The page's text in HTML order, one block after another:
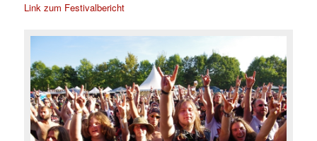
Link zum Festivalbericht